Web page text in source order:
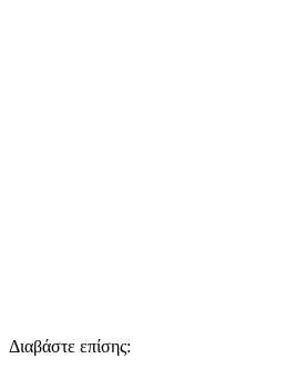
Διαβάστε επίσης: